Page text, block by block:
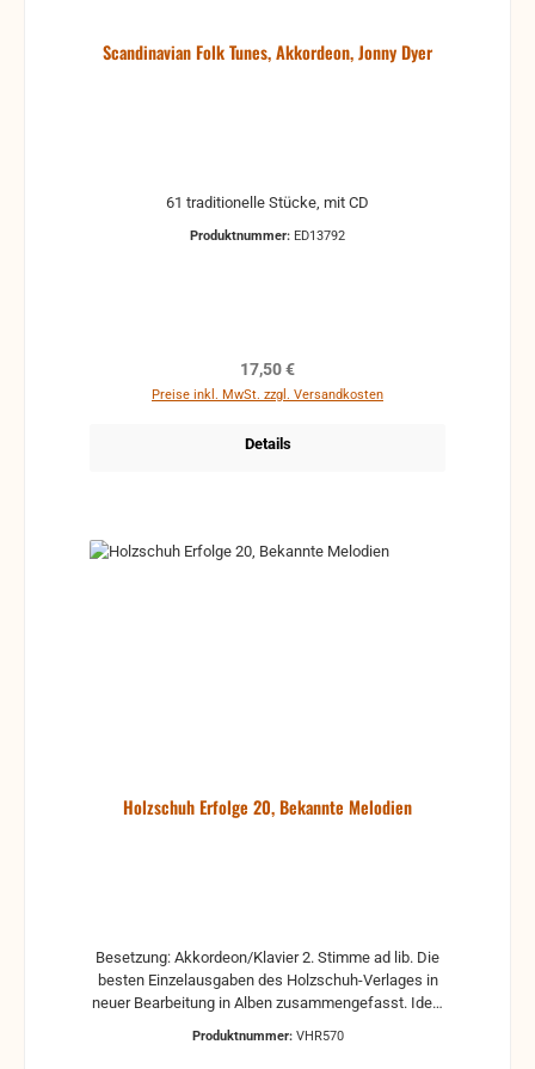
Scandinavian Folk Tunes, Akkordeon, Jonny Dyer
61 traditionelle Stücke, mit CD
Produktnummer: ED13792
Regulärer Preis:
17,50 €
Preise inkl. MwSt. zzgl. Versandkosten
Details
Holzschuh Erfolge 20, Bekannte Melodien
Besetzung: Akkordeon/Klavier 2. Stimme ad lib. Die
besten Einzelausgaben des Holzschuh-Verlages in
neuer Bearbeitung in Alben zusammengefasst. Ideal
Produktnummer: VHR570